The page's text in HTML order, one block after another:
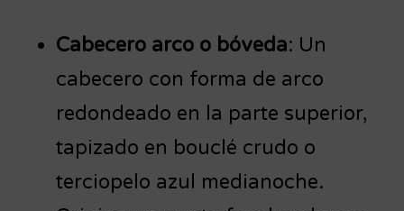
Cabecero arco o bóveda: Un
cabecero con forma de arco
redondeado en la parte superior,
tapizado en bouclé crudo o
terciopelo azul medianoche.